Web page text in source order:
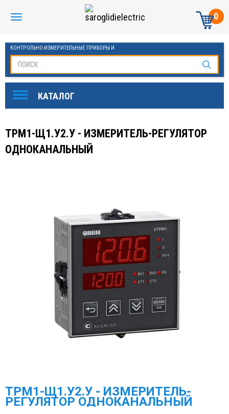
0
КОНТРОЛЬНО-ИЗМЕРИТЕЛЬНЫЕ ПРИБОРЫ И
ТРМ1-Щ1.У2.У - ИЗМЕРИТЕЛЬ-РЕГУЛЯТОР
ОДНОКАНАЛЬНЫЙ
ТРМ1-Щ1.У2.У - ИЗМЕРИТЕЛЬ-
РЕГУЛЯТОР ОДНОКАНАЛЬНЫЙ